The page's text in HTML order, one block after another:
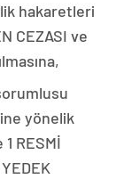
hakaretleri
CEZASI ve
yönelik
RESMİ